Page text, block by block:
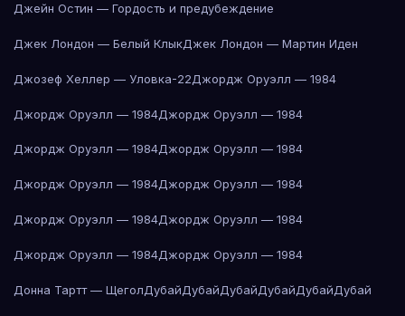
Джейн Остин — Гордость и предубеждение
Джек Лондон — Белый КлыкДжек Лондон — Мартин Иден
Джозеф Хеллер — Уловка-22Джордж Оруэлл — 1984
Джордж Оруэлл — 1984Джордж Оруэлл — 1984
Джордж Оруэлл — 1984Джордж Оруэлл — 1984
Джордж Оруэлл — 1984Джордж Оруэлл — 1984
Джордж Оруэлл — 1984Джордж Оруэлл — 1984
Джордж Оруэлл — 1984Джордж Оруэлл — 1984
Донна Тартт — ЩеголДубайДубайДубайДубайДубайДубай